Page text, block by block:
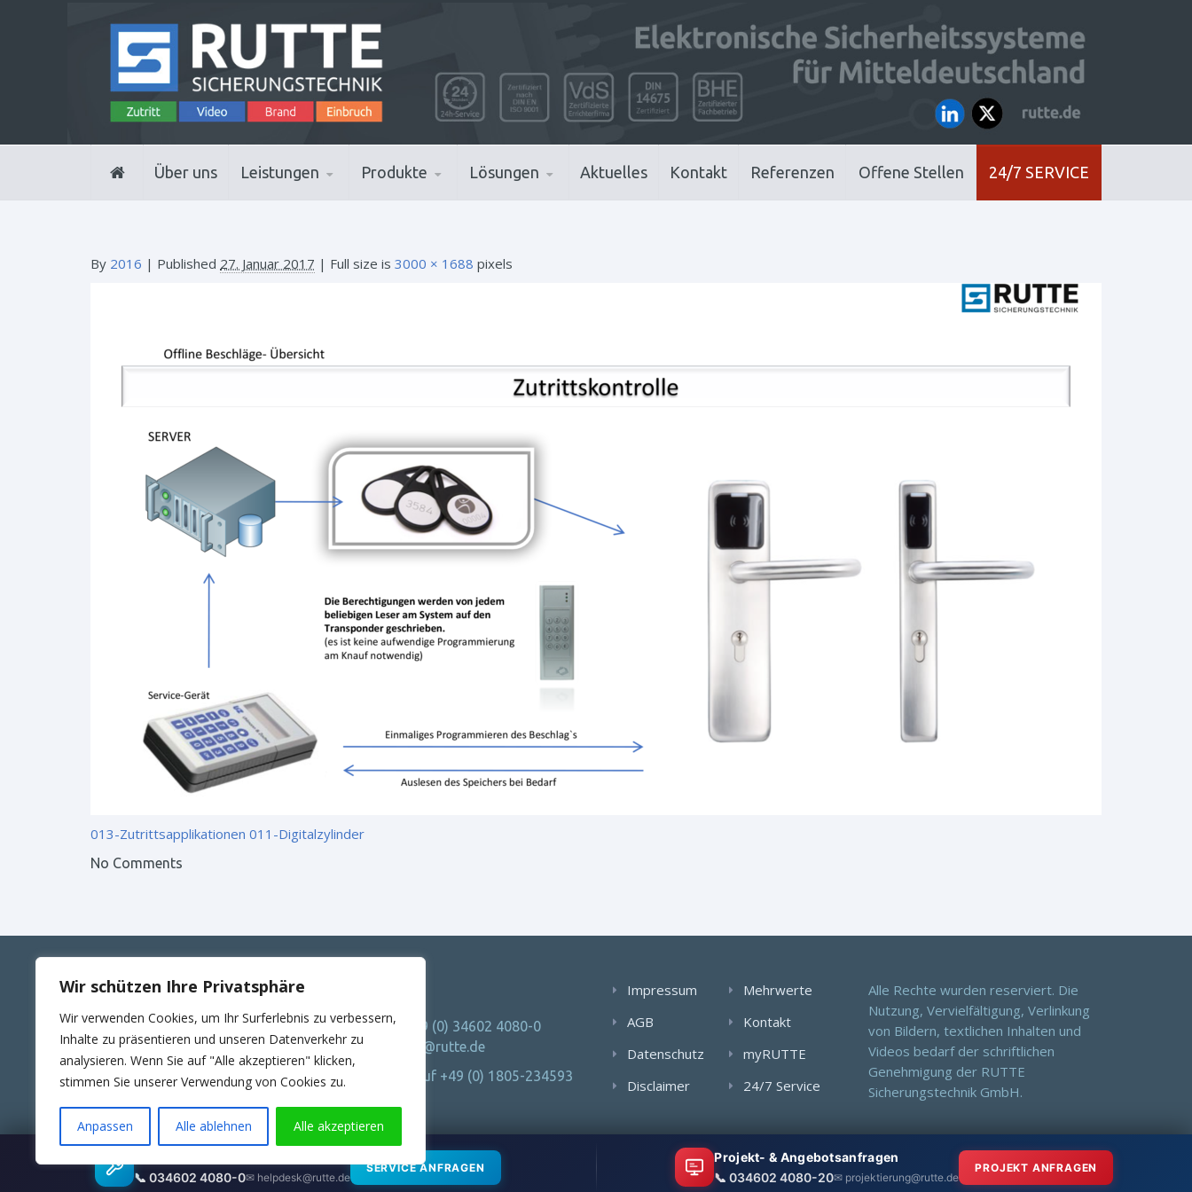
Wir schützen Ihre Privatsphäre
Wir verwenden Cookies, um Ihr Surferlebnis zu verbessern,
Inhalte zu präsentieren und unseren Datenverkehr zu
analysieren. Wenn Sie auf "Alle akzeptieren" klicken,
stimmen Sie unserer Verwendung von Cookies zu.
Anpassen Alle ablehnen Alle akzeptieren
Über uns Leistungen Produkte Lösungen Aktuelles Kontakt Referenzen Offene Stellen 24/7 SERVICE
By 2016 | Published 27. Januar 2017 | Full size is 3000 × 1688 pixels
013-Zutrittsapplikationen 011-Digitalzylinder
No Comments
ANSCHRIFT
RUTTE Sicherungstechnik GmbH
Wilhelm-Külz-Str.4
06188 Landsberg
Telefon: +49 (0) 34602 4080-0
E-Mail: info@rutte.de
24Std. Notruf +49 (0) 1805-234593
Impressum
AGB
Datenschutz
Disclaimer
Mehrwerte
Kontakt
myRUTTE
24/7 Service
Alle Rechte wurden reserviert. Die
Nutzung, Vervielfältigung, Verlinkung
von Bildern, textlichen Inhalten und
Videos bedarf der schriftlichen
Genehmigung der RUTTE
Sicherungstechnik GmbH.
© 2025 RUTTE Sicherungstechnik GmbH.
📞 034602 4080-0✉ helpdesk@rutte.de
SERVICE ANFRAGEN
Projekt- & Angebotsanfragen
📞 034602 4080-20✉ projektierung@rutte.de
PROJEKT ANFRAGEN